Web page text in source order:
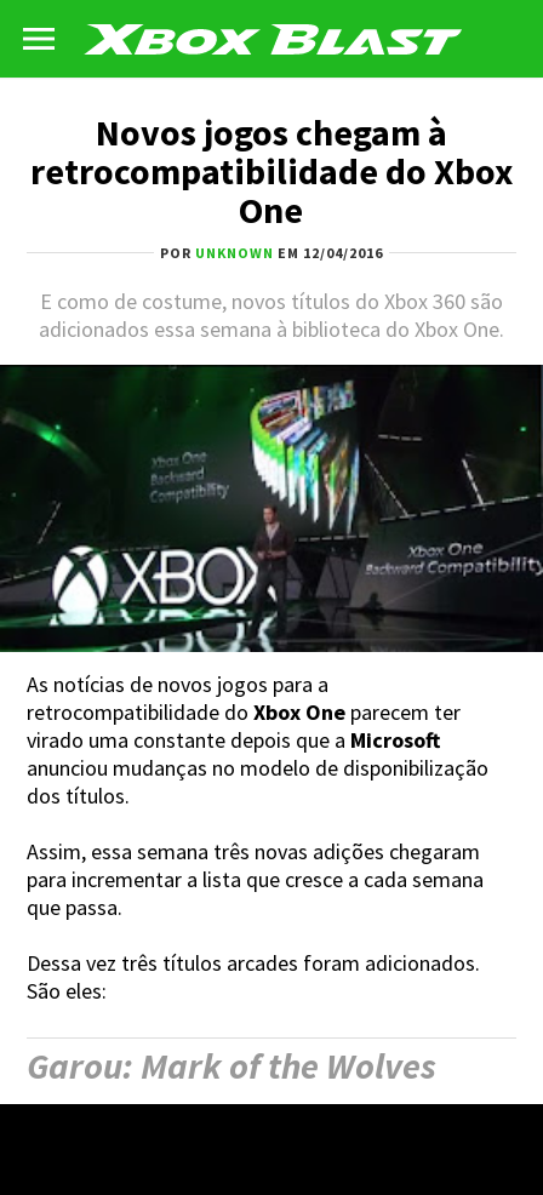
Novos jogos chegam à
retrocompatibilidade do Xbox
One
POR UNKNOWN EM 12/04/2016
E como de costume, novos títulos do Xbox 360 são
adicionados essa semana à biblioteca do Xbox One.
As notícias de novos jogos para a
retrocompatibilidade doXbox One parecem ter
virado uma constante depois que a Microsoft
anunciou mudanças no modelo de disponibilização
dos títulos.
Assim, essa semana três novas adições chegaram
para incrementar a lista que cresce a cada semana
que passa.
Dessa vez três títulos arcades foram adicionados.
São eles:
Garou: Mark of the Wolves